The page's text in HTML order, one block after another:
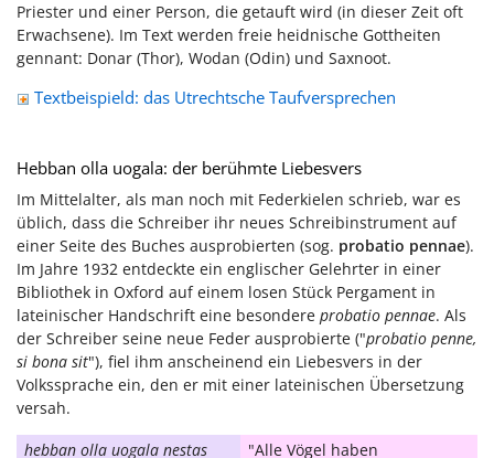
Priester und einer Person, die getauft wird (in dieser Zeit oft
Erwachsene). Im Text werden freie heidnische Gottheiten
gennant: Donar (Thor), Wodan (Odin) und Saxnoot.
Textbeispield: das Utrechtsche Taufversprechen
Hebban olla uogala: der berühmte Liebesvers
Im Mittelalter, als man noch mit Federkielen schrieb, war es
üblich, dass die Schreiber ihr neues Schreibinstrument auf
einer Seite des Buches ausprobierten (sog. probatio pennae).
Im Jahre 1932 entdeckte ein englischer Gelehrter in einer
Bibliothek in Oxford auf einem losen Stück Pergament in
lateinischer Handschrift eine besondere probatio pennae. Als
der Schreiber seine neue Feder ausprobierte ("probatio penne,
si bona sit"), fiel ihm anscheinend ein Liebesvers in der
Volkssprache ein, den er mit einer lateinischen Übersetzung
versah.
hebban olla uogala nestas
"Alle Vögel haben